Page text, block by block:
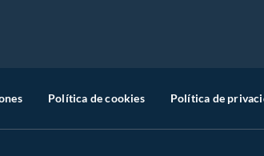
Política de cookies Política de